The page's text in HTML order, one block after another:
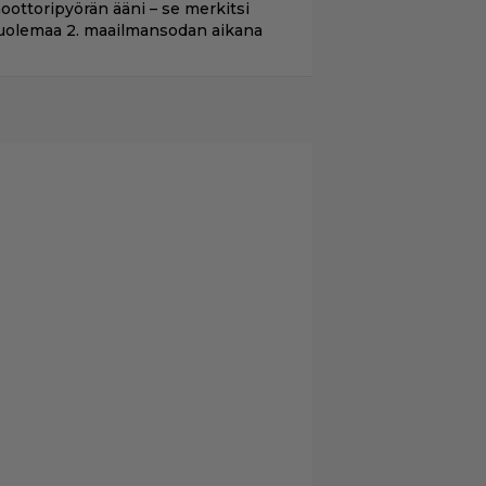
ääni – se merkitsi
2. maailmansodan aikana